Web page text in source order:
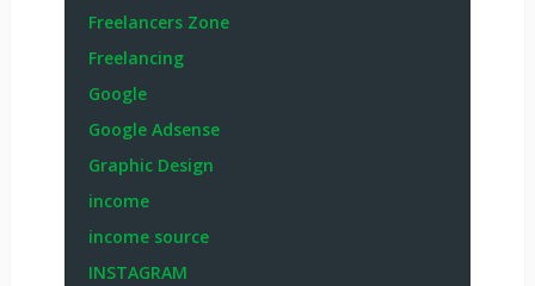
Freelancers Zone
Freelancing
Google
Google Adsense
Graphic Design
income
income source
INSTAGRAM